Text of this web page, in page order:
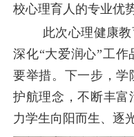
校心理育人的专业优
此次心理健康
深化“大爱润心”工
要举措。下一步，学
护航理念，不断丰富
力学生向阳而生、逐